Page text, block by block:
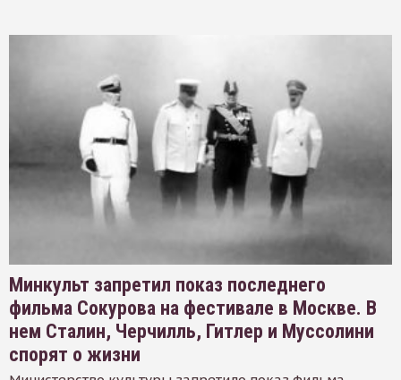
Минкульт запретил показ последнего
фильма Сокурова на фестивале в Москве. В
нем Сталин, Черчилль, Гитлер и Муссолини
спорят о жизни